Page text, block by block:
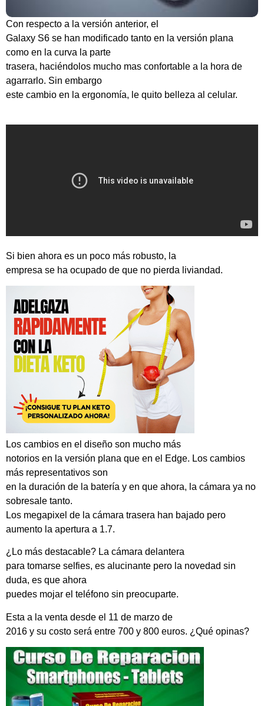
Con respecto a la versión anterior, el
Galaxy S6 se han modificado tanto en la versión plana
como en la curva la parte
trasera, haciéndolos mucho mas confortable a la hora de
agarrarlo. Sin embargo
este cambio en la ergonomía, le quito belleza al celular.
Si bien ahora es un poco más robusto, la
empresa se ha ocupado de que no pierda liviandad.
Los cambios en el diseño son mucho más
notorios en la versión plana que en el Edge. Los cambios
más representativos son
en la duración de la batería y en que ahora, la cámara ya no
sobresale tanto.
Los megapixel de la cámara trasera han bajado pero
aumento la apertura a 1.7.
¿Lo más destacable? La cámara delantera
para tomarse selfies, es alucinante pero la novedad sin
duda, es que ahora
puedes mojar el teléfono sin preocuparte.
Esta a la venta desde el 11 de marzo de
2016 y su costo será entre 700 y 800 euros. ¿Qué opinas?